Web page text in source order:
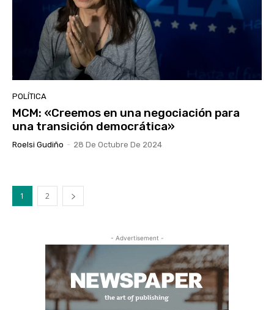
POLÍTICA
MCM: «Creemos en una negociación para
una transición democrática»
Roelsi Gudiño - 28 De Octubre De 2024
1 2
- Advertisement -